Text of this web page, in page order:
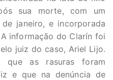
sua morte, com um
janeiro, e incorporada
informação do Clarín foi
juiz do caso, Ariel Lijo.
que as rasuras foram
e que na denúncia de